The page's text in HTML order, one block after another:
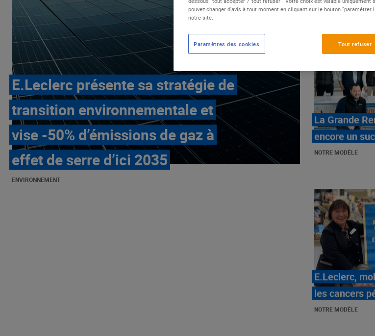
E.Leclerc présente sa stratégie de
transition environnementale et
vise -50% d’émissions de gaz à
effet de serre d’ici 2035
ENVIRONNEMENT
E.Leclerc,
les cancers
NOTRE MODÈLE
LE
E.LECLERC
COMBATS
NOTRE MODÈLE
pouvez changer d'avis à tout moment en cliquant sur le bouton "paramétrer
notre site.
Tout refuser
Paramètres des cookies